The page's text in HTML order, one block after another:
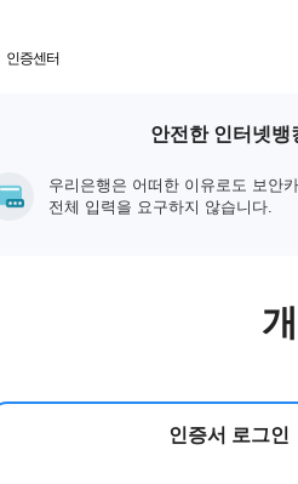
인증센터
안전한 인터넷뱅
우리은행은 어떠한 이유로도 보안
전체 입력을 요구하지 않습니다.
인증서 로그인